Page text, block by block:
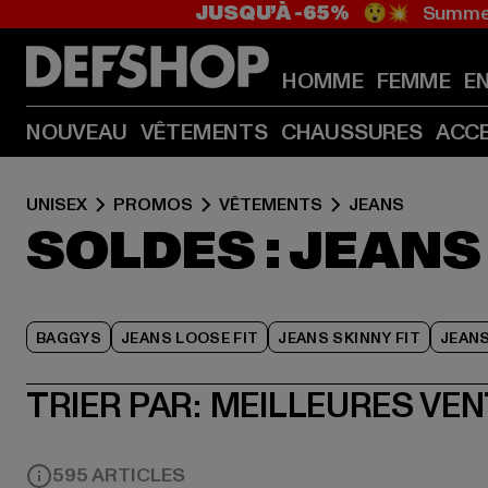
JUSQU’À -65% 😲💥
HOMME FEMME
NOUVEAU VÊTEMENTS CHAUSSURES
UNISEX PROMOS VÊTEMENTS JEANS
SOLDES : JEANS
BAGGYS JEANS LOOSE FIT JEANS SKINNY FIT
TRIER PAR: MEILLEURES
595 ARTICLES